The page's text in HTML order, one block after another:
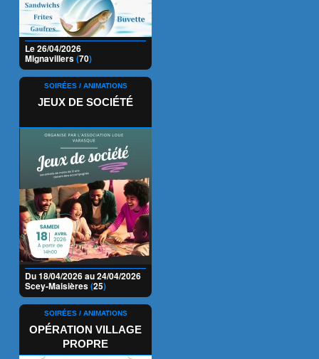
Le 26/04/2026
Mignavillers(70)
SOIRÉES / ANIMATIONS
JEUX DE SOCIÉTÉ
Du 18/04/2026 au 24/04/2026
Scey-Maisières(25)
SOIRÉES / ANIMATIONS
OPÉRATION VILLAGE
PROPRE